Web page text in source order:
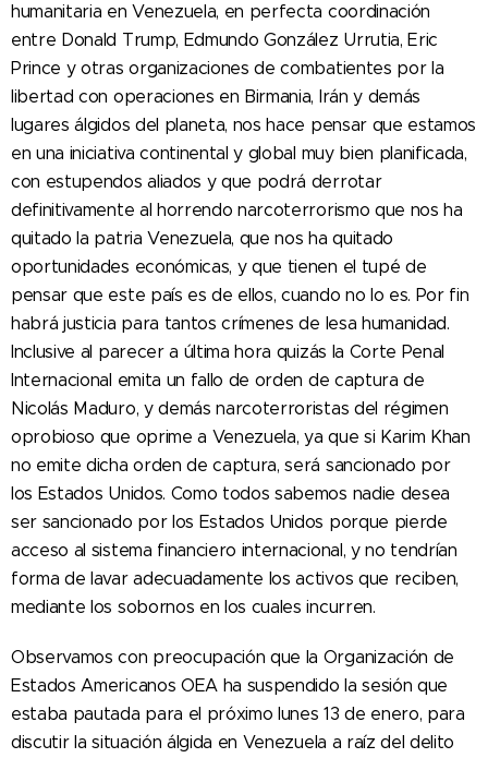
humanitaria en Venezuela, en perfecta coordinación
entre Donald Trump, Edmundo González Urrutia, Eric
Prince y otras organizaciones de combatientes por la
libertad con operaciones en Birmania, Irán y demás
lugares álgidos del planeta, nos hace pensar que estamos
en una iniciativa continental y global muy bien planificada,
con estupendos aliados y que podrá derrotar
definitivamente al horrendo narcoterrorismo que nos ha
quitado la patria Venezuela, que nos ha quitado
oportunidades económicas, y que tienen el tupé de
pensar que este país es de ellos, cuando no lo es. Por fin
habrá justicia para tantos crímenes de lesa humanidad.
Inclusive al parecer a última hora quizás la Corte Penal
Internacional emita un fallo de orden de captura de
Nicolás Maduro, y demás narcoterroristas del régimen
oprobioso que oprime a Venezuela, ya que si Karim Khan
no emite dicha orden de captura, será sancionado por
los Estados Unidos. Como todos sabemos nadie desea
ser sancionado por los Estados Unidos porque pierde
acceso al sistema financiero internacional, y no tendrían
forma de lavar adecuadamente los activos que reciben,
mediante los sobornos en los cuales incurren.
Observamos con preocupación que la Organización de
Estados Americanos OEA ha suspendido la sesión que
estaba pautada para el próximo lunes 13 de enero, para
discutir la situación álgida en Venezuela a raíz del delito